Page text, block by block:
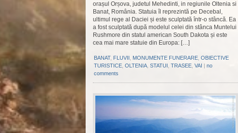
orașul Orșova, judetul Mehedinti, in regiunile Oltenia si
Banat, România. Statuia îl reprezintă pe Decebal,
ultimul rege al Daciei și este sculptată într-o stâncă. Ea
a fost sculptată după modelul celei din stânca Muntelui
Rushmore din statul american South Dakota și este
cea mai mare statuie din Europa: […]
BANAT, FLUVII MONUMENTE FUNERARE OBIECTIVE
TURISTICE OLTENIA STATUI TRASEE VAI | no
comments